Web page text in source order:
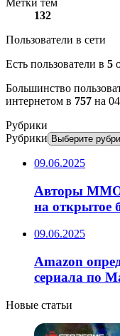
132
Пользователи в сети
Есть пользователи в 5
Большинство
интернетом в 757 на
Рубрики
Рубрики
09.06.2025
Авторы
на открытое
09.06.2025
Amazon
сериала по
Новые статьи